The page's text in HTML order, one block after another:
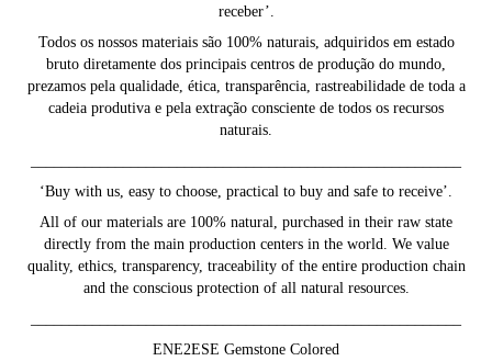
receber’.
Todos os nossos materiais são 100% naturais, adquiridos em estado
bruto diretamente dos principais centros de produção do mundo,
prezamos pela qualidade, ética, transparência, rastreabilidade de toda a
cadeia produtiva e pela extração consciente de todos os recursos
naturais.
‘Buy with us, easy to choose, practical to buy and safe to receive’.
All of our materials are 100% natural, purchased in their raw state
directly from the main production centers in the world. We value
quality, ethics, transparency, traceability of the entire production chain
and the conscious protection of all natural resources.
ENE2ESE Gemstone Colored